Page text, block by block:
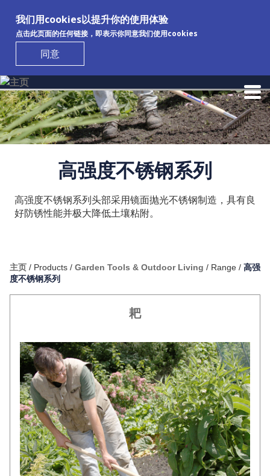
我们用cookies以提升你的使用体验
点击此页面的任何链接，即表示你同意我们使用cookies
同意
Skip to main content
高强度不锈钢系列
高强度不锈钢系列头部采用镜面抛光不锈钢制造，具有良
好防锈性能并极大降低土壤粘附。
主页 / Products / Garden Tools & Outdoor Living / Range / 高强
度不锈钢系列
耙